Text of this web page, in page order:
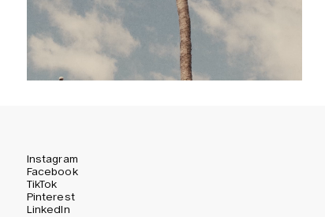
Instagram
Facebook
TikTok
Pinterest
LinkedIn